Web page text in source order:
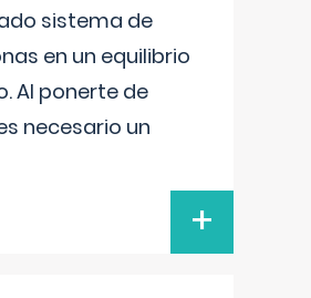
sistema de
en un equilibrio
Al ponerte de
necesario un
+